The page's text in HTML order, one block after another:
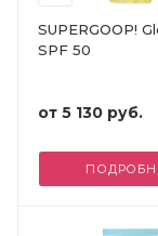
SUPERGOOP!
SPF 50
от 5 130 руб.